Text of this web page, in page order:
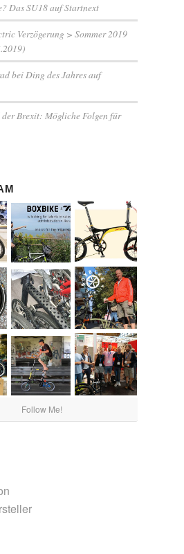
Das SU18 auf Startnext
Verzögerung > Sommer 2019
bei Ding des Jahres auf
Brexit: Mögliche Folgen für
Follow Me!